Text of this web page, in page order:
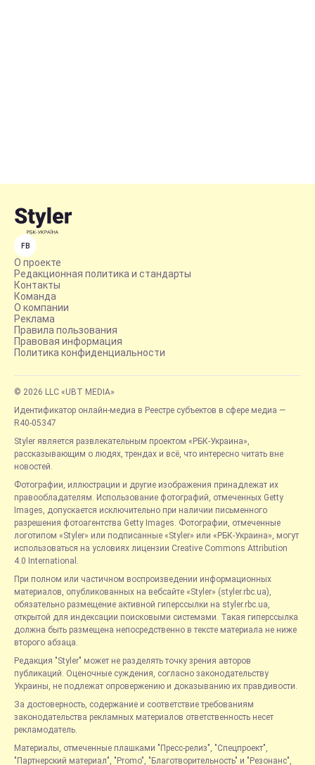
FB
О проекте
Редакционная политика и стандарты
Контакты
Команда
О компании
Реклама
Правила пользования
Правовая информация
Политика конфиденциальности
© 2026 LLC «UBT MEDIA»
Идентификатор онлайн-медиа в Реестре субъектов в сфере медиа —
R40-05347
Styler является развлекательным проектом «РБК-Украина»,
рассказывающим о людях, трендах и всё, что интересно читать вне
новостей.
Фотографии, иллюстрации и другие изображения принадлежат их
правообладателям. Использование фотографий, отмеченных Getty
Images, допускается исключительно при наличии письменного
разрешения фотоагентства Getty Images. Фотографии, отмеченные
логотипом «Styler» или подписанные «Styler» или «РБК-Украина», могут
использоваться на условиях лицензии Creative Commons Attribution
4.0 International.
При полном или частичном воспроизведении информационных
материалов, опубликованных на вебсайте «Styler» (styler.rbc.ua),
обязательно размещение активной гиперссылки на styler.rbc.ua,
открытой для индексации поисковыми системами. Такая гиперссылка
должна быть размещена непосредственно в тексте материала не ниже
второго абзаца.
Редакция "Styler" может не разделять точку зрения авторов
публикаций. Оценочные суждения, согласно законодательству
Украины, не подлежат опровержению и доказыванию их правдивости.
За достоверность, содержание и соответствие требованиям
законодательства рекламных материалов ответственность несет
рекламодатель.
Материалы, отмеченные плашками "Пресс-релиз", "Спецпроект",
"Партнерский материал", "Promo", "Благотворительность" и "Резонанс",